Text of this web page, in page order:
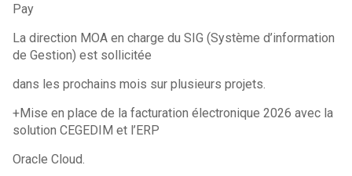
Pay
La direction MOA en charge du SIG (Système d’information
de Gestion) est sollicitée
dans les prochains mois sur plusieurs projets.
+Mise en place de la facturation électronique 2026 avec la
solution CEGEDIM et l’ERP
Oracle Cloud.